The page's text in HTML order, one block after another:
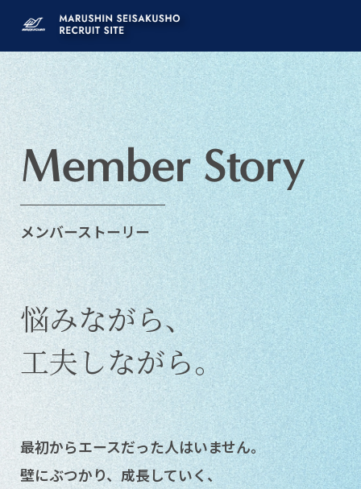
社
員
イ
ン
タ
ビ
ュ
ー
｜
丸
信
製
作
Member Story
メンバーストーリー
悩みながら、
工夫しながら。
最初からエースだった人はいません。
壁にぶつかり、成長していく、